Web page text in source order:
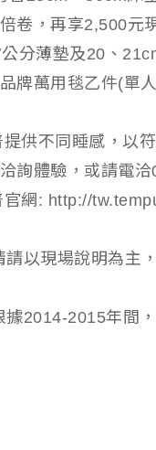
卷，再享2,500元
分薄墊及20、
牌萬用毯乙件(單
供不同睡感，以
詢體驗，或請電
網: http://
以現場說明為主
據2014-2015年間